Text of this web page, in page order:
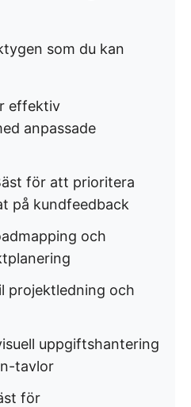
som du kan
effektiv
anpassade
för att prioritera
på kundfeedback
och
projektledning och
uppgiftshantering
tavlor
för